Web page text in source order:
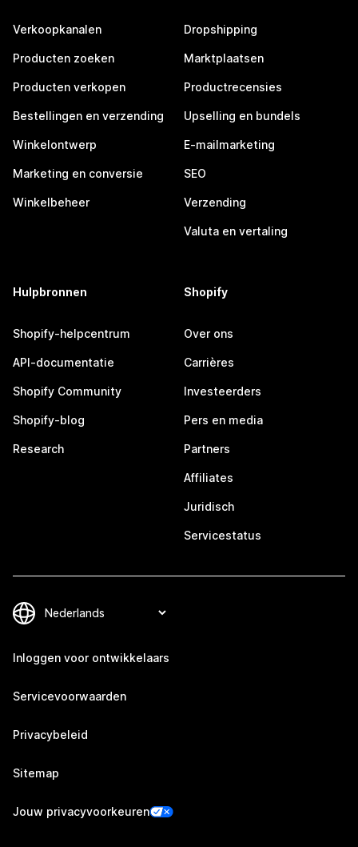
Verkoopkanalen
Producten zoeken
Producten verkopen
Bestellingen en verzending
Winkelontwerp
Marketing en conversie
Winkelbeheer
Dropshipping
Marktplaatsen
Productrecensies
Upselling en bundels
E-mailmarketing
SEO
Verzending
Valuta en vertaling
Hulpbronnen
Shopify-helpcentrum
API-documentatie
Shopify Community
Shopify-blog
Research
Shopify
Over ons
Carrières
Investeerders
Pers en media
Partners
Affiliates
Juridisch
Servicestatus
Inloggen voor ontwikkelaars
Servicevoorwaarden
Privacybeleid
Sitemap
Jouw privacyvoorkeuren